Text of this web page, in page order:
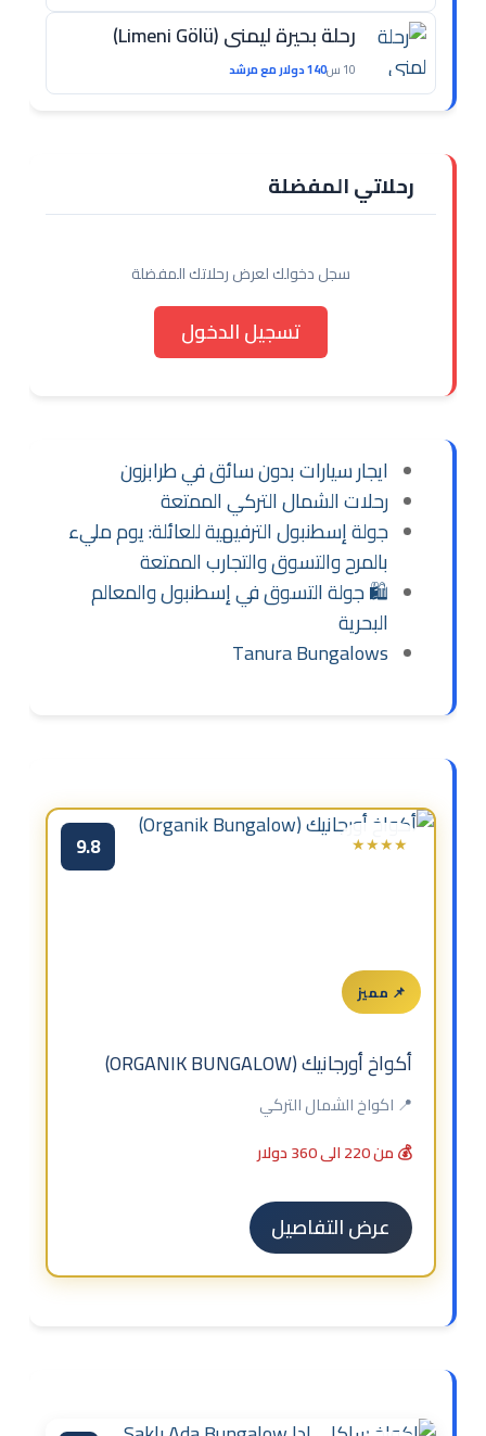
رحلة بحيرة ليمني (Limeni Gölü)
10 س 140 دولار مع مرشد
رحلاتي المفضلة
سجل دخولك لعرض رحلاتك المفضلة
تسجيل الدخول
ايجار سيارات بدون سائق في طرابزون
رحلات الشمال التركي الممتعة
جولة إسطنبول الترفيهية للعائلة: يوم مليء
بالمرح والتسوق والتجارب الممتعة
🛍️ جولة التسوق في إسطنبول والمعالم
البحرية
Tanura Bungalows
★★★★
9.8
📌 مميز
أكواخ أورجانيك (ORGANIK BUNGALOW)
📍 اكواخ الشمال التركي
💰 من 220 الى 360 دولار
عرض التفاصيل